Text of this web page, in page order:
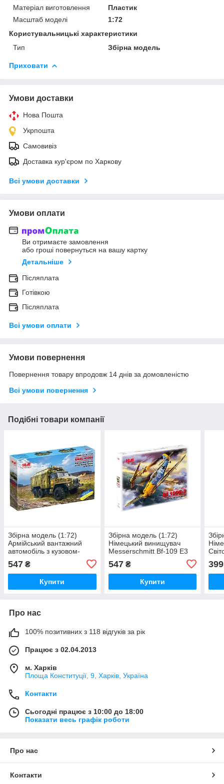
Матеріал виготовлення
Пластик
Масштаб моделі
1:72
Користувальницькі характеристики
Тип
Збірна модель
Приховати
Умови доставки
Нова Пошта
Укрпошта
Самовивіз
Доставка кур'єром по Харкову
Всі умови доставки
Умови оплати
Ви отримаєте замовлення
або гроші повернуться на вашу картку
Детальніше
Післяплата
Готівкою
Післяплата
Всі умови оплати
Умови повернення
Повернення товару впродовж 14 днів за домовленістю
Всі умови повернення
Подібні товари компанії
Збірна модель (1:72)
Армійський вантажний
автомобіль з кузовом-
Збройних Сил України
547 ₴
Купити
Збірна модель (1:72)
Німецький винищувач
Messerschmitt Bf-109 E3
547₴
Купити
399
Про нас
100% позитивних з 118 відгуків за рік
Працює з 02.04.2013
м. Харків
Площа Конституції, 9, Харків, Україна
Контакти
Сьогодні працює з 10:00 до 18:00
Показати весь графік роботи
Про нас
Контакти